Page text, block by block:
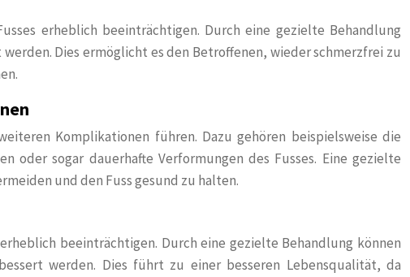
erheblich beeinträchtigen. Durch eine gezielte Behandlung
Dies ermöglicht es den Betroffenen, wieder schmerzfrei zu
Komplikationen führen. Dazu gehören beispielsweise die
oder sogar dauerhafte Verformungen des Fusses. Eine gezielte
und den Fuss gesund zu halten.
beeinträchtigen. Durch eine gezielte Behandlung können
werden. Dies führt zu einer besseren Lebensqualität, da